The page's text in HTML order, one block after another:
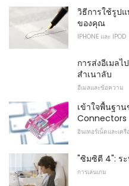
วิธีการใช้รูป
ของคุณ
IPHONE และ IPOD
การส่งอีเมล
สำเนาลับ
อีเมลและข้อความ
เข้าใจพื้นฐาน
Connectors
อินเทอร์เน็ตและเค
"ซิมซิตี 4": ร
การเล่นเกม